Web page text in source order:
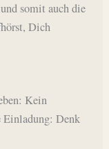
somit auch die
Dich
Kein
Einladung: Denk